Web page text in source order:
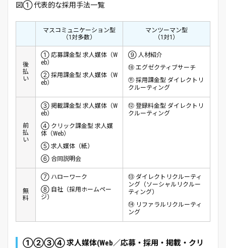
図① 代表的な採用手法一覧
マスコミュニケーション型
（1対多数）
マンツーマン型
（1対1）
後
払
い
① 応募課金型 求人媒体（W
eb）
② 採用課金型 求人媒体（W
eb）
⑨ 人材紹介
⑩ エグゼクティブサーチ
⑪ 採用課金型 ダイレクトリ
クルーティング
前
払
い
③ 掲載課金型 求人媒体（W
eb）
④ クリック課金型 求人媒
体（Web）
⑤ 求人媒体（紙）
⑥ 合同説明会
⑫ 登録料金型 ダイレクトリ
クルーティング
無
料
⑦ ハローワーク
⑧ 自社（採用ホームペー
ジ）
⑬ ダイレクトリクルーティ
ング（ソーシャルリクルー
ティング）
⑭ リファラルリクルーティ
ング
①②③④ 求人媒体(Web／応募・採用・掲載・クリ